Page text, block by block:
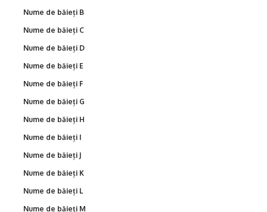
Nume de băieți B
Nume de băieți C
Nume de băieți D
Nume de băieți E
Nume de băieți F
Nume de băieți G
Nume de băieți H
Nume de băieți I
Nume de băieți J
Nume de băieți K
Nume de băieți L
Nume de băieți M